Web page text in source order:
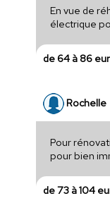
En vue de
électrique
de 64 à 86
Rochelle
Pour
pour bien
de 73 à 104